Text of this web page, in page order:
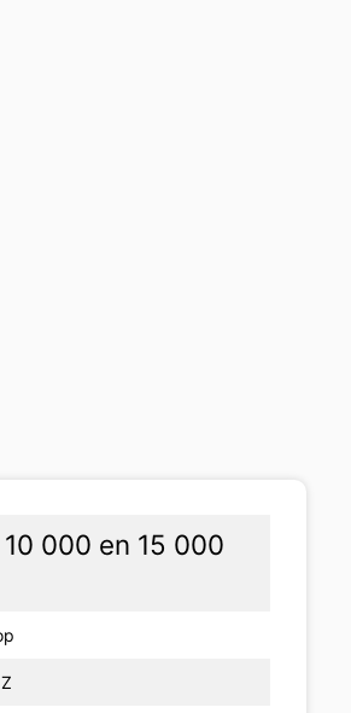
000 en 15 000